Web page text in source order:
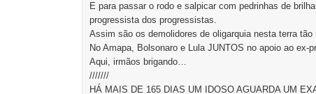
E para passar o rodo e salpicar com pedrinhas de
progressista dos progressistas.
Assim são os demolidores de oligarquia nesta terra
No Amapa, Bolsonaro e Lula JUNTOS no apoio ao ex-
Aqui, irmãos brigando…
///////
HÁ MAIS DE 165 DIAS UM IDOSO AGUARDA UM